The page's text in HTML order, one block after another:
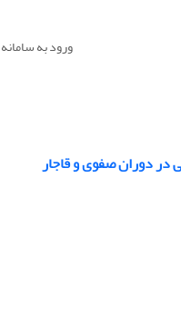
ورود به سامانه
دوران صفوی و قاجار